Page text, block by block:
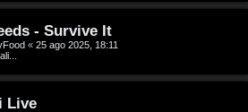
- Survive It
« 25 ago 2025, 18:11
Live